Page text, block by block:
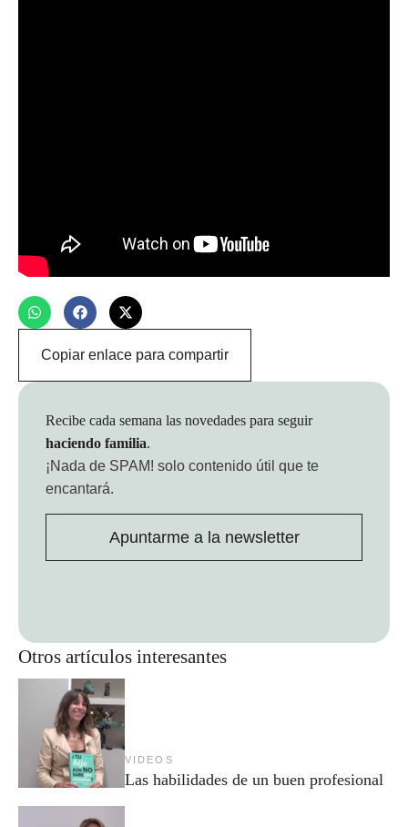
Copiar enlace para compartir
Otros artículos interesantes
VIDEOS
Las habilidades de un buen profesional
Recibe cada semana las novedades para seguir
haciendo familia.
¡Nada de SPAM! solo contenido útil que te
encantará.
Apuntarme a la newsletter